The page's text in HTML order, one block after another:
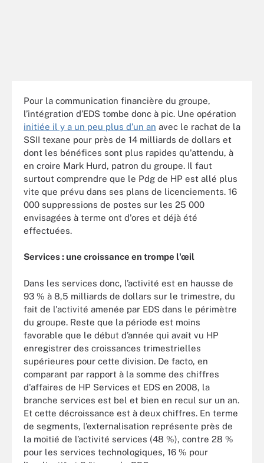
Pour la communication financière du groupe,
l’intégration d’EDS tombe donc à pic. Une opération
initiée il y a un peu plus d’un an avec le rachat de la
SSII texane pour près de 14 milliards de dollars et
dont les bénéfices sont plus rapides qu'attendu, à
en croire Mark Hurd, patron du groupe. Il faut
surtout comprendre que le Pdg de HP est allé plus
vite que prévu dans ses plans de licenciements. 16
000 suppressions de postes sur les 25 000
envisagées à terme ont d'ores et déjà été
effectuées.
Services : une croissance en trompe l'œil
Dans les services donc, l’activité est en hausse de
93 % à 8,5 milliards de dollars sur le trimestre, du
fait de l'activité amenée par EDS dans le périmètre
du groupe. Reste que la période est moins
favorable que le début d’année qui avait vu HP
enregistrer des croissances trimestrielles
supérieures pour cette division. De facto, en
comparant par rapport à la somme des chiffres
d'affaires de HP Services et EDS en 2008, la
branche services est bel et bien en recul sur un an.
Et cette décroissance est à deux chiffres. En terme
de segments, l’externalisation représente près de
la moitié de l’activité services (48 %), contre 28 %
pour les services technologiques, 16 % pour